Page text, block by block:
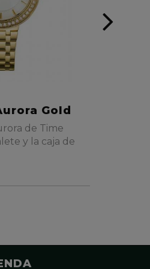
Gold
de Time
y la caja de